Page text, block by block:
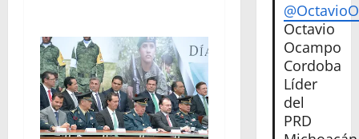
Octavio
Ocampo
Cordoba
Líder
del
PRD